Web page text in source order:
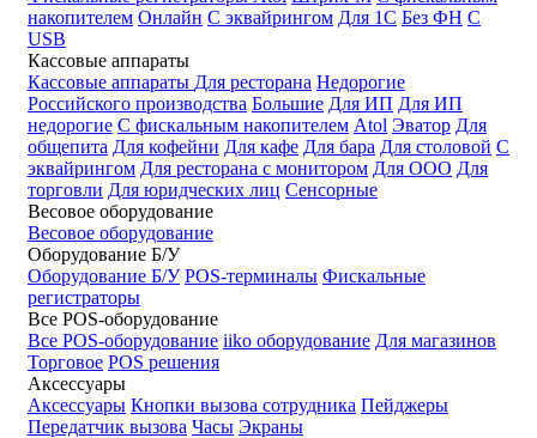
накопителем Онлайн С эквайрингом Для 1С Без ФН С
USB
Кассовые аппараты
Кассовые аппараты Для ресторана Недорогие
Российского производства Большие Для ИП Для ИП
недорогие С фискальным накопителем Atol Эватор Для
общепита Для кофейни Для кафе Для бара Для столовой С
эквайрингом Для ресторана с монитором Для ООО Для
торговли Для юридческих лиц Сенсорные
Весовое оборудование
Весовое оборудование
Оборудование Б/У
Оборудование Б/У POS-терминалы Фискальные
регистраторы
Все POS-оборудование
Все POS-оборудование iiko оборудование Для магазинов
Торговое POS решения
Аксессуары
Аксессуары Кнопки вызова сотрудника Пейджеры
Передатчик вызова Часы Экраны